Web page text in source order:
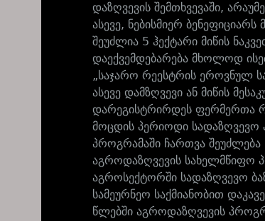
დაზღვევის შემთხვევაში,
ასევე, ნებისმიერ
შეუძლია 5 ჰექტარი მიწის
დაექვემდებარება მხოლოდ
„საჯარო რეესტრის ეროვნულ
ასევე დამზღვევი ან მიწის
დარეგისტრირდეს ფერმერთა
მოცდის პერიოდი სადაზღვევო
პროგრამაში ჩართვა
აგროდაზღვევის სახელმწიფო
აგროსექტორში სადაზღვევო
სამეურნეო საქმიანობით
წლებში აგროდაზღვევის